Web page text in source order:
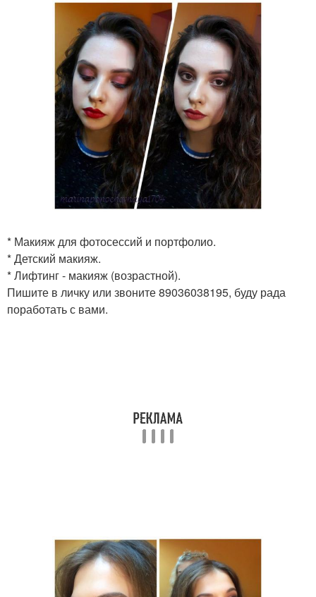
* Макияж для фотосессий и портфолио.
* Детский макияж.
* Лифтинг - макияж (возрастной).
Пишите в личку или звоните 89036038195, буду рада
поработать с вами.